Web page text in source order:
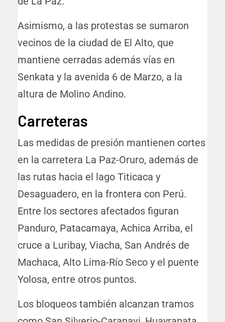
Asimismo, a las protestas se sumaron
vecinos de la ciudad de El Alto, que
mantiene cerradas además vías en
Senkata y la avenida 6 de Marzo, a la
altura de Molino Andino.
Carreteras
Las medidas de presión mantienen cortes
en la carretera La Paz-Oruro, además de
las rutas hacia el lago Titicaca y
Desaguadero, en la frontera con Perú.
Entre los sectores afectados figuran
Panduro, Patacamaya, Achica Arriba, el
cruce a Luribay, Viacha, San Andrés de
Machaca, Alto Lima-Río Seco y el puente
Yolosa, entre otros puntos.
Los bloqueos también alcanzan tramos